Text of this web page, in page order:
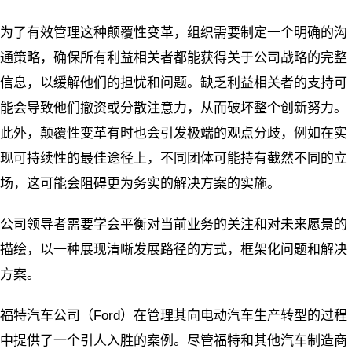
为了有效管理这种颠覆性变革，组织需要制定一个明确的沟
通策略，确保所有利益相关者都能获得关于公司战略的完整
信息，以缓解他们的担忧和问题。缺乏利益相关者的支持可
能会导致他们撤资或分散注意力，从而破坏整个创新努力。
此外，颠覆性变革有时也会引发极端的观点分歧，例如在实
现可持续性的最佳途径上，不同团体可能持有截然不同的立
场，这可能会阻碍更为务实的解决方案的实施。
公司领导者需要学会平衡对当前业务的关注和对未来愿景的
描绘，以一种展现清晰发展路径的方式，框架化问题和解决
方案。
福特汽车公司（Ford）在管理其向电动汽车生产转型的过程
中提供了一个引人入胜的案例。尽管福特和其他汽车制造商